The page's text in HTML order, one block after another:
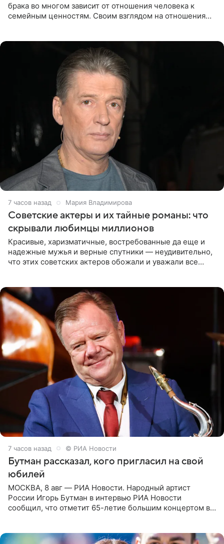
брака во многом зависит от отношения человека к
семейным ценностям. Своим взглядом на отношения
7 часов назад Мария Владимирова
Советские актеры и их тайные романы: что
скрывали любимцы миллионов
Красивые, харизматичные, востребованные да еще и
надежные мужья и верные спутники — неудивительно,
что этих советских актеров обожали и уважали все
7 часов назад © РИА Новости
Бутман рассказал, кого пригласил на свой
юбилей
МОСКВА, 8 авг — РИА Новости. Народный артист
России Игорь Бутман в интервью РИА Новости
сообщил, что отметит 65-летие большим концертом в